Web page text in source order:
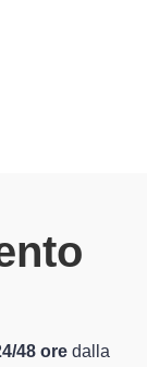
48 ore dalla